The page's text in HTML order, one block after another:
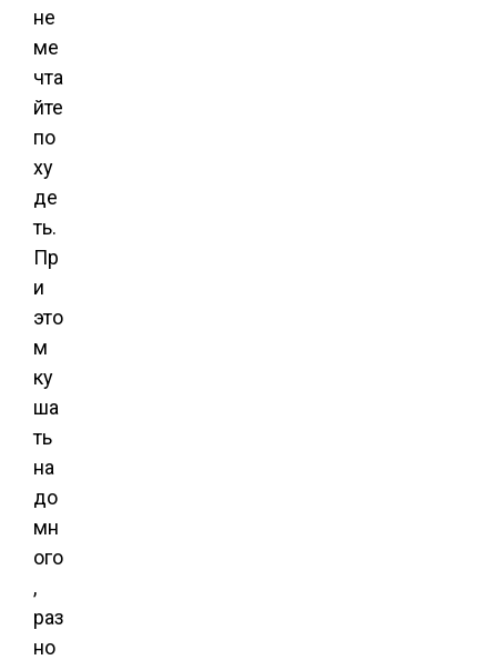
не
ме
чта
йте
по
ху
де
ть.
Пр
и
это
м
ку
ша
ть
на
до
мн
ого
,
раз
но